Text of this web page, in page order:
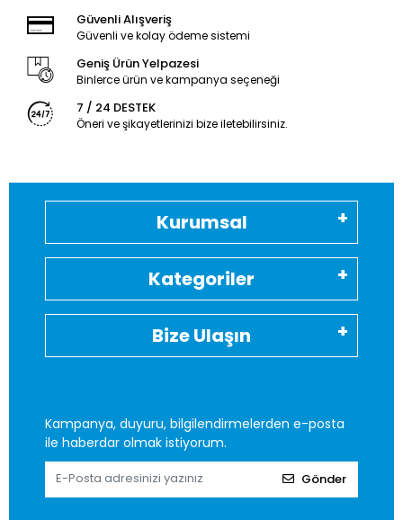
Güvenli Alışveriş
Güvenli ve kolay ödeme sistemi
Geniş Ürün Yelpazesi
Binlerce ürün ve kampanya seçeneği
7 / 24 DESTEK
Öneri ve şikayetlerinizi bize iletebilirsiniz.
Kurumsal
Kategoriler
Bize Ulaşın
Kampanya, duyuru, bilgilendirmelerden e-posta
ile haberdar olmak istiyorum.
Gönder